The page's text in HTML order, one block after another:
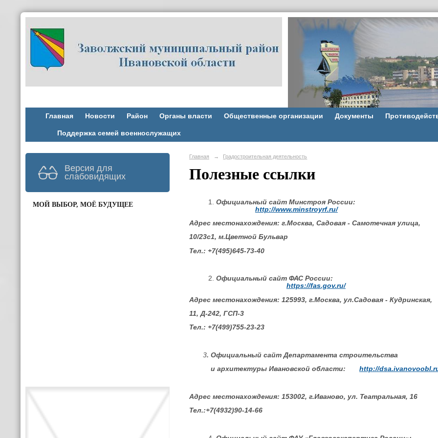
Главная Новости Район Органы власти Общественные организации Документы
Поддержка семей военнослужащих
Версия для
слабовидящих
МОЙ ВЫБОР, МОЁ БУДУЩЕЕ
Главная → Градостроительная деятельность
Полезные ссылки
Официальный сайт Минстроя России:
http://www.minstroyrf.ru/
Адрес местонахождения: г.Москва, Садовая - Самотечная улица,
10/23с1, м.Цветной Бульвар
Тел.: +7(495)645-73-40
Официальный сайт ФАС России:
https://fas.gov.ru/
Адрес местонахождения: 125993, г.Москва, ул.Садовая - Кудринская,
11, Д-242, ГСП-3
Тел.: +7(499)755-23-23
3. Официальный сайт Департамента строительства
и архитектуры Ивановской области: http://
Адрес местонахождения: 153002, г.Иваново, ул. Театральная, 16
Тел.:+7(4932)90-14-66